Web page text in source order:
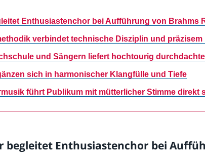
Enthusiastenchor bei Aufführung von Brahms
verbindet technische Disziplin und
und Sängern liefert hochtourig
sich in harmonischer Klangfülle und Tiefe
führt Publikum mit mütterlicher Stimme direkt
begleitet Enthusiastenchor bei